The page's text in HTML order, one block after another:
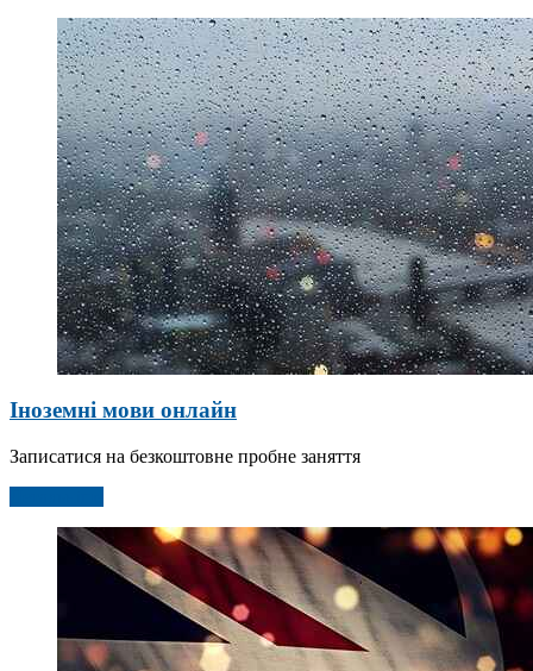
Іноземні мови онлайн
Записатися на безкоштовне пробне заняття